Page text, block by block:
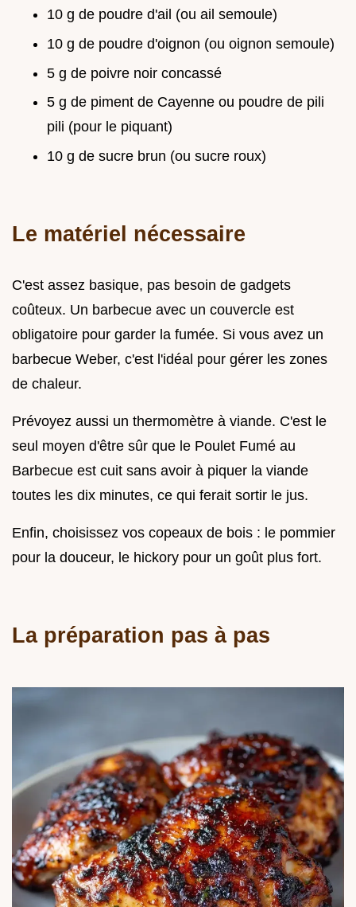
10 g de poudre d'ail (ou ail semoule)
10 g de poudre d'oignon (ou oignon semoule)
5 g de poivre noir concassé
5 g de piment de Cayenne ou poudre de pili
pili (pour le piquant)
10 g de sucre brun (ou sucre roux)
Le matériel nécessaire
C'est assez basique, pas besoin de gadgets
coûteux. Un barbecue avec un couvercle est
obligatoire pour garder la fumée. Si vous avez un
barbecue Weber, c'est l'idéal pour gérer les zones
de chaleur.
Prévoyez aussi un thermomètre à viande. C'est le
seul moyen d'être sûr que le Poulet Fumé au
Barbecue est cuit sans avoir à piquer la viande
toutes les dix minutes, ce qui ferait sortir le jus.
Enfin, choisissez vos copeaux de bois : le pommier
pour la douceur, le hickory pour un goût plus fort.
La préparation pas à pas